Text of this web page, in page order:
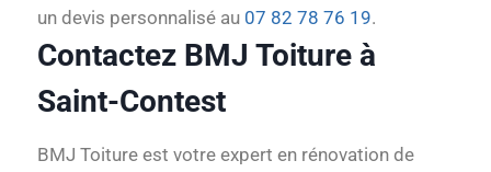
un devis personnalisé au 07 82 78 76 19.
Contactez BMJ Toiture à
Saint-Contest
BMJ Toiture est votre expert en rénovation de